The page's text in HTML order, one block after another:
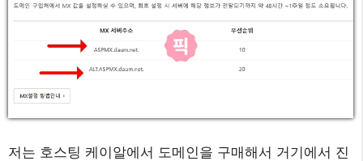
저는 호스팅 케이알에서 도메인을 구매해서 거기에서 진